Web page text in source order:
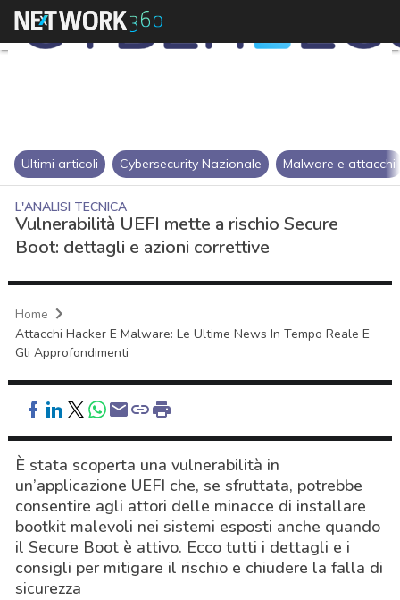
Ultimi articoli Cybersecurity Nazionale Malware e attacchi
L'ANALISI TECNICA
Vulnerabilità UEFI mette a rischio Secure
Boot: dettagli e azioni correttive
Home
Attacchi Hacker E Malware: Le Ultime News In Tempo Reale E
Gli Approfondimenti
È stata scoperta una vulnerabilità in
un’applicazione UEFI che, se sfruttata, potrebbe
consentire agli attori delle minacce di installare
bootkit malevoli nei sistemi esposti anche quando
il Secure Boot è attivo. Ecco tutti i dettagli e i
consigli per mitigare il rischio e chiudere la falla di
sicurezza